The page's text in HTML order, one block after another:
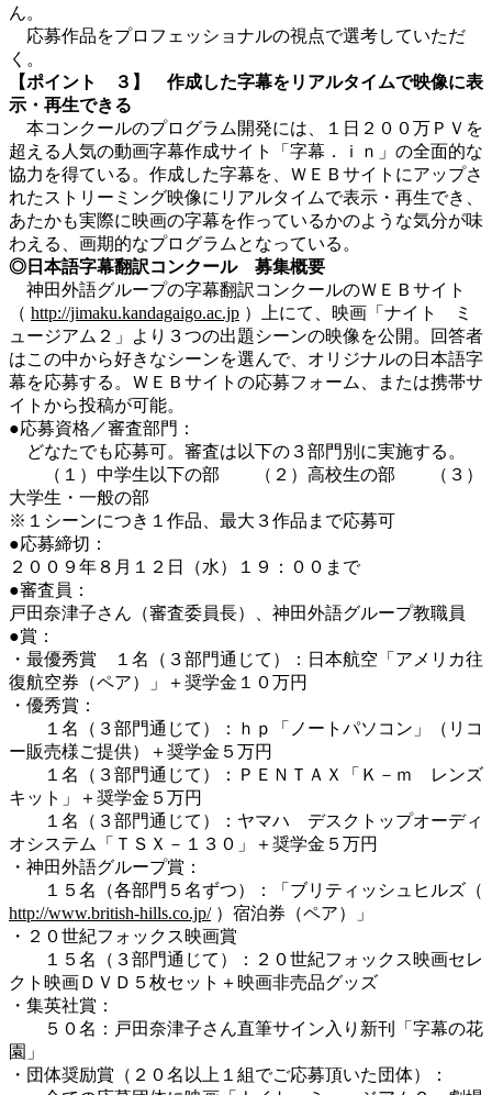
ん。
応募作品をプロフェッショナルの視点で選考していただ
く。
【ポイント ３】 作成した字幕をリアルタイムで映像に表
示・再生できる
本コンクールのプログラム開発には、１日２００万ＰＶを
超える人気の動画字幕作成サイト「字幕．ｉｎ」の全面的な
協力を得ている。作成した字幕を、ＷＥＢサイトにアップさ
れたストリーミング映像にリアルタイムで表示・再生でき、
あたかも実際に映画の字幕を作っているかのような気分が味
わえる、画期的なプログラムとなっている。
◎日本語字幕翻訳コンクール 募集概要
神田外語グループの字幕翻訳コンクールのＷＥＢサイト
（ http://jimaku.kandagaigo.ac.jp ）上にて、映画「ナイト ミ
ュージアム２」より３つの出題シーンの映像を公開。回答者
はこの中から好きなシーンを選んで、オリジナルの日本語字
幕を応募する。ＷＥＢサイトの応募フォーム、または携帯サ
イトから投稿が可能。
●応募資格／審査部門：
どなたでも応募可。審査は以下の３部門別に実施する。
（１）中学生以下の部 （２）高校生の部 （３）
大学生・一般の部
※１シーンにつき１作品、最大３作品まで応募可
●応募締切：
２００９年８月１２日（水）１９：００まで
●審査員：
戸田奈津子さん（審査委員長）、神田外語グループ教職員
●賞：
・最優秀賞 １名（３部門通じて）：日本航空「アメリカ往
復航空券（ペア）」＋奨学金１０万円
・優秀賞：
１名（３部門通じて）：ｈｐ「ノートパソコン」（リコ
ー販売様ご提供）＋奨学金５万円
１名（３部門通じて）：ＰＥＮＴＡＸ「Ｋ－ｍ レンズ
キット」＋奨学金５万円
１名（３部門通じて）：ヤマハ デスクトップオーディ
オシステム「ＴＳＸ－１３０」＋奨学金５万円
・神田外語グループ賞：
１５名（各部門５名ずつ）：「ブリティッシュヒルズ（
http://www.british-hills.co.jp/）宿泊券（ペア）」
・２０世紀フォックス映画賞
１５名（３部門通じて）：２０世紀フォックス映画セレ
クト映画ＤＶＤ５枚セット＋映画非売品グッズ
・集英社賞：
５０名：戸田奈津子さん直筆サイン入り新刊「字幕の花
園」
・団体奨励賞（２０名以上１組でご応募頂いた団体）：